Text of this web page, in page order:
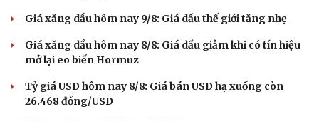
Giá xăng dầu hôm nay 9/8: Giá dầu thế giới tăng nhẹ
Giá xăng dầu hôm nay 8/8: Giá dầu giảm khi có tín hiệu
mở lại eo biển Hormuz
Tỷ giá USD hôm nay 8/8: Giá bán USD hạ xuống còn
26.468 đồng/USD